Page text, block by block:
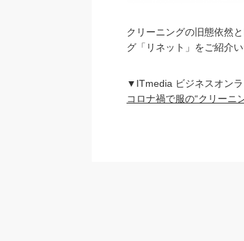
クリーニングの旧態依然
グ「リネット」をご紹介い
▼ITmedia ビジネスオン
コロナ禍で服の“クリー